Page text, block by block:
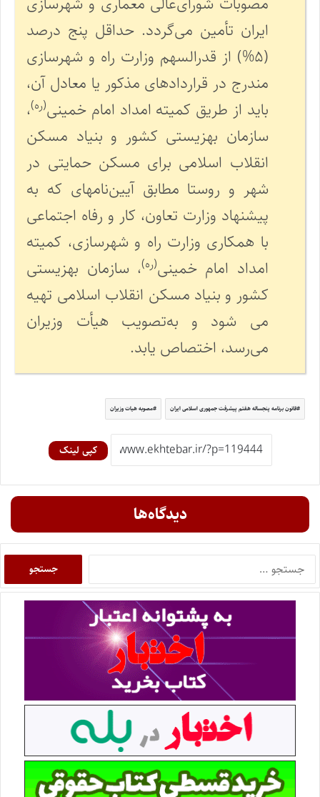
ایران تأمین می‌گردد. حداقل پنج درصد
(۵%) از قدرالسهم وزارت راه و شهرسازی
مندرج در قراردادهای مذکور یا معادل آن،
باید از طریق کمیته امداد امام خمینی(ره)،
سازمان بهزیستی کشور و بنیاد مسکن
انقلاب اسلامی برای مسکن حمایتی در
شهر و روستا مطابق آیین‌نامه­ای که به
پیشنهاد وزارت تعاون، کار و رفاه اجتماعی
با همکاری وزارت راه و شهرسازی، کمیته
امداد امام خمینی(ره)، سازمان بهزیستی
کشور و بنیاد مسکن انقلاب اسلامی تهیه
می ­شود و به‌تصویب هیأت وزیران
می‌رسد، اختصاص یابد.
قانون برنامه پنجساله هفتم پیشرفت جمهوری اسلامی ایران مصوبه هیات وزیران
کپی لینک
دیدگاه‌ها